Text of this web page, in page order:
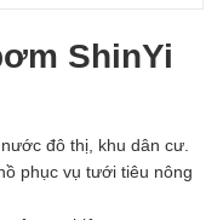
ShinYi
đô thị, khu dân cư.
phục vụ tưới tiêu nông